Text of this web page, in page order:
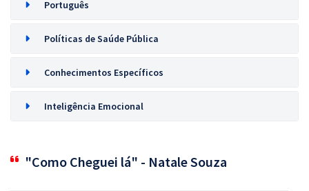
Português
Políticas de Saúde Pública
Conhecimentos Específicos
Inteligência Emocional
"Como Cheguei lá" - Natale Souza